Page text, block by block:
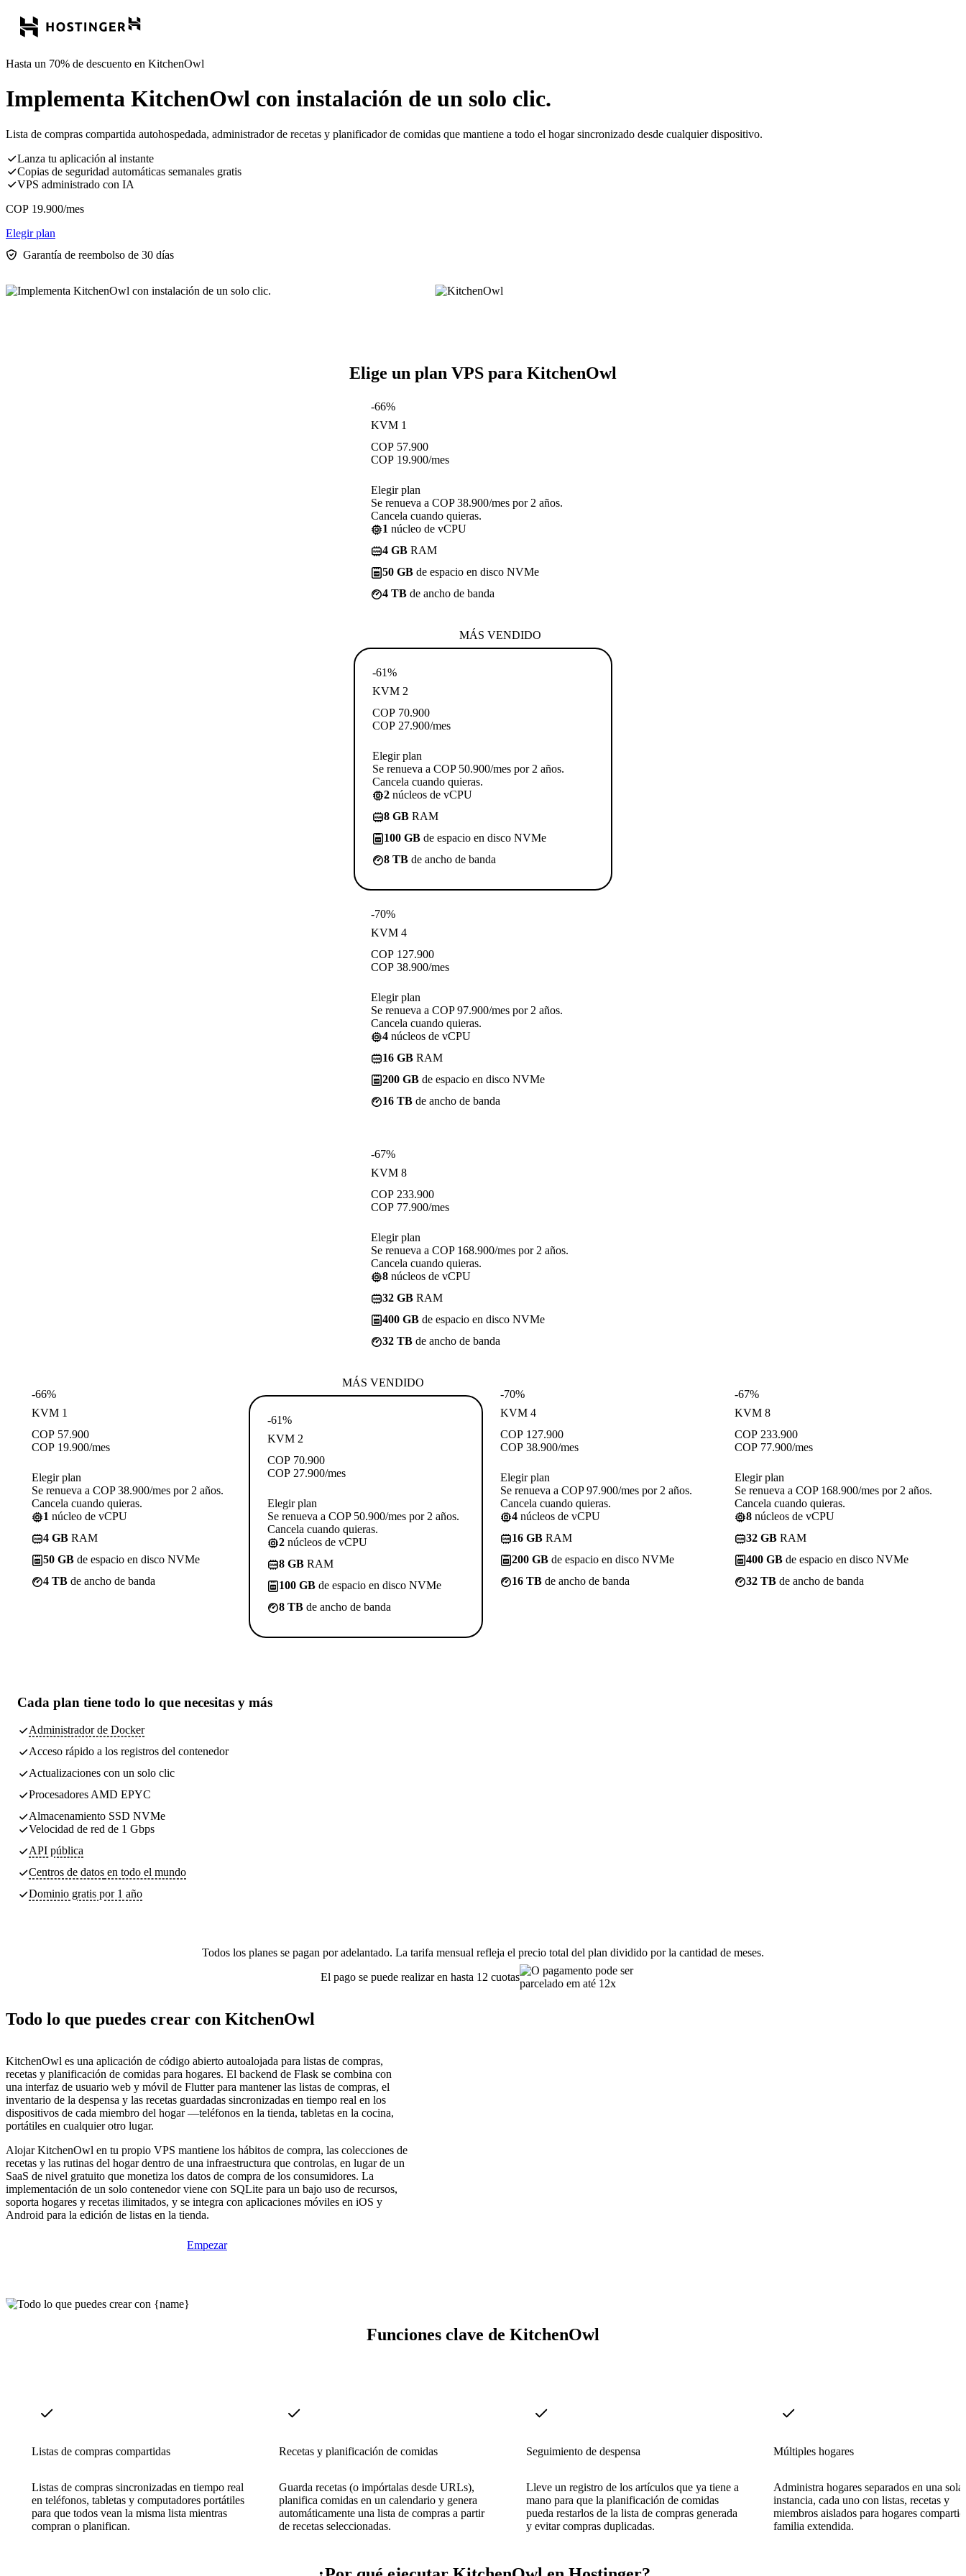
Hasta un 70% de descuento en KitchenOwl
Implementa KitchenOwl con instalación de un solo clic.
Lista de compras compartida autohospedada, administrador de recetas y planificador de comidas que mantiene a todo el hogar sincronizado desde cualquier dispositivo.
Lanza tu aplicación al instante
Copias de seguridad automáticas semanales gratis
VPS administrado con IA
COP 19.900/mes
Elegir plan
Garantía de reembolso de 30 días
Elige un plan VPS para KitchenOwl
-66%
KVM 1
COP 57.900
COP 19.900/mes
Elegir plan
Se renueva a COP 38.900/mes por 2 años.
Cancela cuando quieras.
1 núcleo de vCPU
4 GB RAM
50 GB de espacio en disco NVMe
4 TB de ancho de banda
MÁS VENDIDO
-61%
KVM 2
COP 70.900
COP 27.900/mes
Elegir plan
Se renueva a COP 50.900/mes por 2 años.
Cancela cuando quieras.
2 núcleos de vCPU
8 GB RAM
100 GB de espacio en disco NVMe
8 TB de ancho de banda
-70%
KVM 4
COP 127.900
COP 38.900/mes
Elegir plan
Se renueva a COP 97.900/mes por 2 años.
Cancela cuando quieras.
4 núcleos de vCPU
16 GB RAM
200 GB de espacio en disco NVMe
16 TB de ancho de banda
-67%
KVM 8
COP 233.900
COP 77.900/mes
Elegir plan
Se renueva a COP 168.900/mes por 2 años.
Cancela cuando quieras.
8 núcleos de vCPU
32 GB RAM
400 GB de espacio en disco NVMe
32 TB de ancho de banda
-66%
KVM 1
COP 57.900
COP 19.900/mes
Elegir plan
Se renueva a COP 38.900/mes por 2 años.
Cancela cuando quieras.
1 núcleo de vCPU
4 GB RAM
50 GB de espacio en disco NVMe
4 TB de ancho de banda
MÁS VENDIDO
-61%
KVM 2
COP 70.900
COP 27.900/mes
Elegir plan
Se renueva a COP 50.900/mes por 2 años.
Cancela cuando quieras.
2 núcleos de vCPU
8 GB RAM
100 GB de espacio en disco NVMe
8 TB de ancho de banda
-70%
KVM 4
COP 127.900
COP 38.900/mes
Elegir plan
Se renueva a COP 97.900/mes por 2 años.
Cancela cuando quieras.
4 núcleos de vCPU
16 GB RAM
200 GB de espacio en disco NVMe
16 TB de ancho de banda
-67%
KVM 8
COP 233.900
COP 77.900/mes
Elegir plan
Se renueva a COP 168.900/mes por 2 años.
Cancela cuando quieras.
8 núcleos de vCPU
32 GB RAM
400 GB de espacio en disco NVMe
32 TB de ancho de banda
Cada plan tiene todo lo que necesitas y más
Administrador de Docker
Acceso rápido a los registros del contenedor
Actualizaciones con un solo clic
Procesadores AMD EPYC
Almacenamiento SSD NVMe
Velocidad de red de 1 Gbps
API pública
Centros de datos en todo el mundo
Dominio gratis por 1 año
Todos los planes se pagan por adelantado. La tarifa mensual refleja el precio total del plan dividido por la cantidad de meses.
El pago se puede realizar en hasta 12 cuotas
Todo lo que puedes crear con KitchenOwl
KitchenOwl es una aplicación de código abierto autoalojada para listas de compras,
recetas y planificación de comidas para hogares. El backend de Flask se combina con
una interfaz de usuario web y móvil de Flutter para mantener las listas de compras, el
inventario de la despensa y las recetas guardadas sincronizadas en tiempo real en los
dispositivos de cada miembro del hogar —teléfonos en la tienda, tabletas en la cocina,
portátiles en cualquier otro lugar.
Alojar KitchenOwl en tu propio VPS mantiene los hábitos de compra, las colecciones de
recetas y las rutinas del hogar dentro de una infraestructura que controlas, en lugar de un
SaaS de nivel gratuito que monetiza los datos de compra de los consumidores. La
implementación de un solo contenedor viene con SQLite para un bajo uso de recursos,
soporta hogares y recetas ilimitados, y se integra con aplicaciones móviles en iOS y
Android para la edición de listas en la tienda.
Empezar
Funciones clave de KitchenOwl
Listas de compras compartidas
Listas de compras sincronizadas en tiempo real
en teléfonos, tabletas y computadores portátiles
para que todos vean la misma lista mientras
compran o planifican.
Recetas y planificación de comidas
Guarda recetas (o impórtalas desde URLs),
planifica comidas en un calendario y genera
automáticamente una lista de compras a partir
de recetas seleccionadas.
Seguimiento de despensa
Lleve un registro de los artículos que ya tiene a
mano para que la planificación de comidas
pueda restarlos de la lista de compras generada
y evitar compras duplicadas.
Múltiples hogares
Administra hogares separados en una sola
instancia, cada uno con listas, recetas y
miembros aislados para hogares
familia extendida.